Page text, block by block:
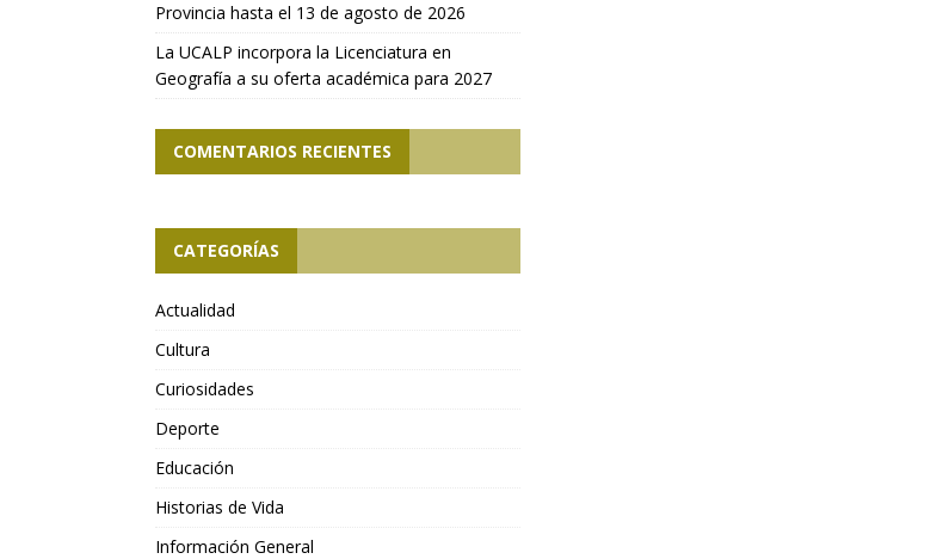
Provincia hasta el 13 de agosto de 2026
La UCALP incorpora la Licenciatura en
Geografía a su oferta académica para 2027
COMENTARIOS RECIENTES
CATEGORÍAS
Actualidad
Cultura
Curiosidades
Deporte
Educación
Historias de Vida
Información General